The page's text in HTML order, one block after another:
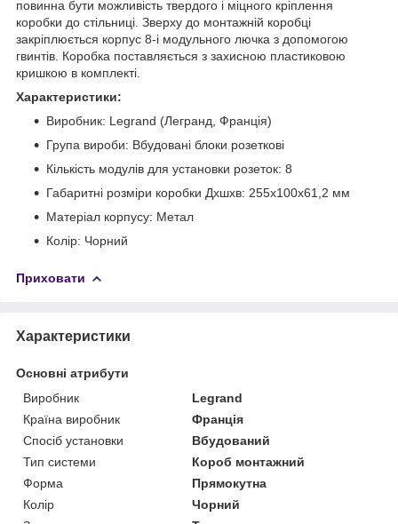
повинна бути можливість твердого і міцного кріплення
коробки до стільниці. Зверху до монтажній коробці
закріплюється корпус 8-і модульного лючка з допомогою
гвинтів. Коробка поставляється з захисною пластиковою
кришкою в комплекті.
Характеристики:
Виробник: Legrand (Легранд, Франція)
Група вироби: Вбудовані блоки розеткові
Кількість модулів для установки розеток: 8
Габаритні розміри коробки Дхшхв: 255x100x61,2 мм
Матеріал корпусу: Метал
Колір: Чорний
Приховати
Характеристики
Основні атрибути
Виробник
Legrand
Країна виробник
Франція
Спосіб установки
Вбудований
Тип системи
Короб монтажний
Форма
Прямокутна
Колір
Чорний